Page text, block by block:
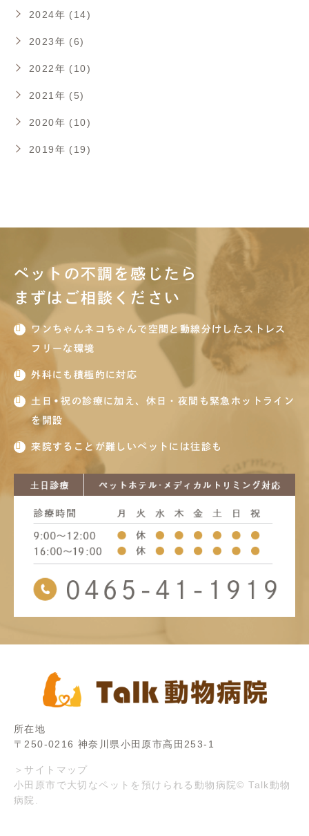
2024年 (14)
2023年 (6)
2022年 (10)
2021年 (5)
2020年 (10)
2019年 (19)
ペットの不調を感じたら
まずはご相談ください
ワンちゃんネコちゃんで空間と動線分けしたストレス
フリーな環境
外科にも積極的に対応
土日•祝の診療に加え、休日・夜間も緊急ホットライン
を開設
来院することが難しいペットには往診も
所在地
〒250-0216 神奈川県小田原市高田253-1
＞サイトマップ
小田原市で大切なペットを預けられる動物病院© Talk動物
病院.